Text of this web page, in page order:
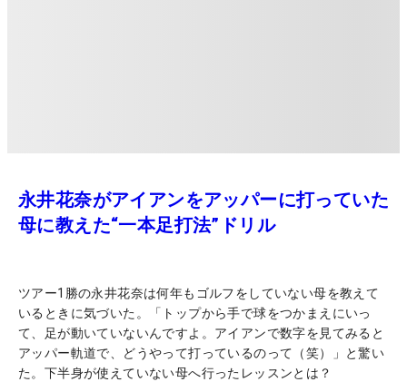
永井花奈がアイアンをアッパーに打っていた
母に教えた“一本足打法”ドリル
ツアー1勝の永井花奈は何年もゴルフをしていない母を教えて
いるときに気づいた。「トップから手で球をつかまえにいっ
て、足が動いていないんですよ。アイアンで数字を見てみると
アッパー軌道で、どうやって打っているのって（笑）」と驚い
た。下半身が使えていない母へ行ったレッスンとは？